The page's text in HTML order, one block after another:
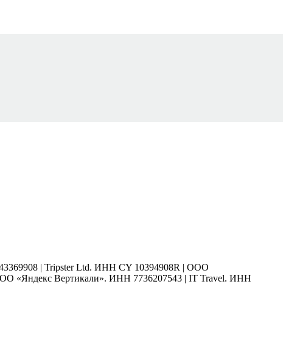
| Tripster Ltd. ИНН CY 10394908R | ООО
«Яндекс Вертикали». ИНН 7736207543 | IT Travel. ИНН